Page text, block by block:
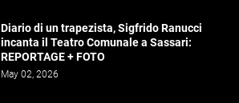
Diario di un trapezista, Sigfrido Ranucci
incanta il Teatro Comunale a Sassari:
REPORTAGE + FOTO
May 02, 2026